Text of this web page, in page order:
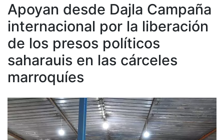
Apoyan desde Dajla Campaña
internacional por la liberación
de los presos políticos
saharauis en las cárceles
marroquíes